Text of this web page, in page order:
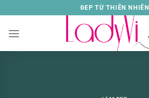
to
content
ĐEP TỪ THIÊN NHIÊN